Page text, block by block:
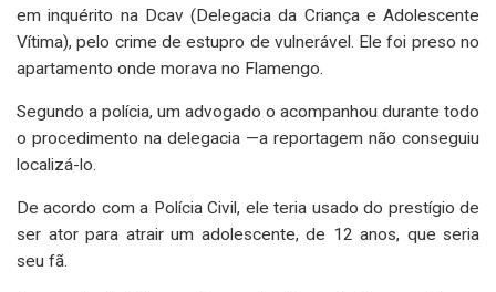
em inquérito na Dcav (Delegacia da Criança e Adolescente
Vítima), pelo crime de estupro de vulnerável. Ele foi preso no
apartamento onde morava no Flamengo.
Segundo a polícia, um advogado o acompanhou durante todo
o procedimento na delegacia —a reportagem não conseguiu
localizá-lo.
De acordo com a Polícia Civil, ele teria usado do prestígio de
ser ator para atrair um adolescente, de 12 anos, que seria
seu fã.